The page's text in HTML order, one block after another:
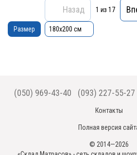
Назад 1 из 17
Размер 180x200 см
(050) 969-43-40 (093) 227-55-27
Контакты
Полная версия
© 2014—2026